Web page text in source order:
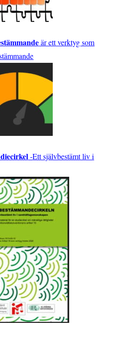
är ett verktyg som
-Ett självbestämt liv i